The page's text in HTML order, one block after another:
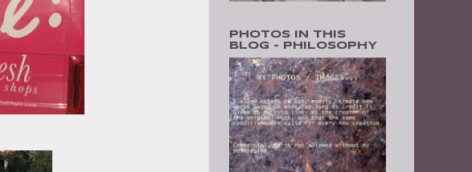
PHOTOS IN THIS
BLOG - PHILOSOPHY